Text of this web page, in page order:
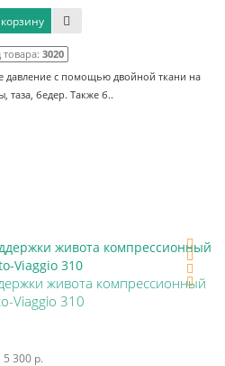
товара: 3020
давление с помощью двойной ткани на
таза, бедер. Также б..
живота компрессионный
Viaggio 310
5 300 р.